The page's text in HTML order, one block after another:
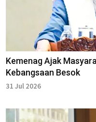
Kemenag Ajak
Kebangsaan Besok
31 Jul 2026